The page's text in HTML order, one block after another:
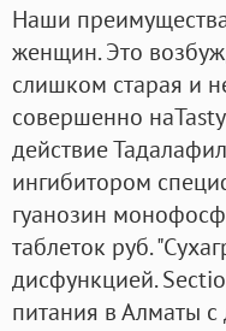
Наши
женщин. Это
слишком старая и
совершенно
действие
ингибитором
гуанозин
таблеток руб.
дисфункцией.
питания в Алматы